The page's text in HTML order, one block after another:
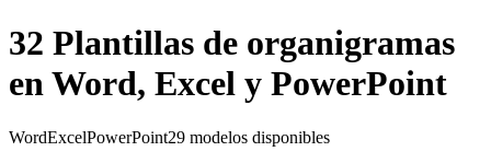
32 Plantillas de organigramas
en Word, Excel y PowerPoint
WordExcelPowerPoint29 modelos disponibles